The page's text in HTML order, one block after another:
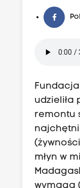
udzieliła
remontu
młyn w
wymaga